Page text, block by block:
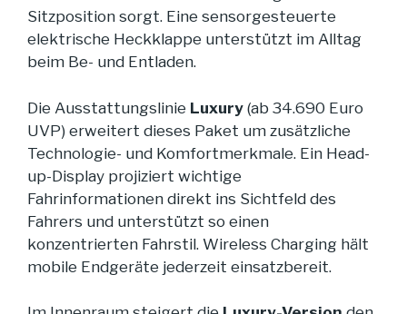
Sitzposition sorgt. Eine sensorgesteuerte
elektrische Heckklappe unterstützt im Alltag
beim Be- und Entladen.
Die Ausstattungslinie Luxury (ab 34.690 Euro
UVP) erweitert dieses Paket um zusätzliche
Technologie- und Komfortmerkmale. Ein Head-
up-Display projiziert wichtige
Fahrinformationen direkt ins Sichtfeld des
Fahrers und unterstützt so einen
konzentrierten Fahrstil. Wireless Charging hält
mobile Endgeräte jederzeit einsatzbereit.